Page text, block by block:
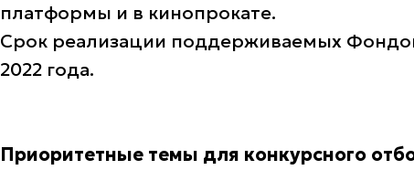
платформы и в кинопрокате.
Срок реализации поддерживаемых
2022 года.
Приоритетные темы для конкурсного